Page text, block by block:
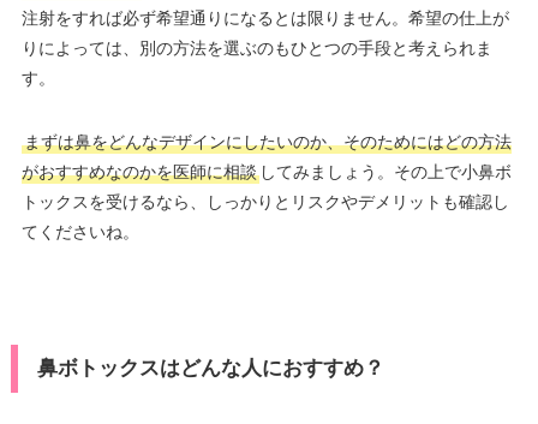
注射をすれば必ず希望通りになるとは限りません。希望の仕上が
りによっては、別の方法を選ぶのもひとつの手段と考えられま
す。
まずは鼻をどんなデザインにしたいのか、そのためにはどの方法
がおすすめなのかを医師に相談してみましょう。その上で小鼻ボ
トックスを受けるなら、しっかりとリスクやデメリットも確認し
てくださいね。
鼻ボトックスはどんな人におすすめ？